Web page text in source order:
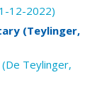
12-2022)
(Teylinger,
Teylinger,